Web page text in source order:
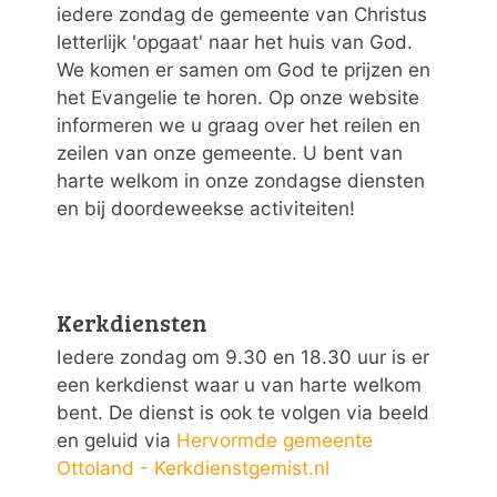
iedere zondag de gemeente van Christus
letterlijk 'opgaat' naar het huis van God.
We komen er samen om God te prijzen en
het Evangelie te horen. Op onze website
informeren we u graag over het reilen en
zeilen van onze gemeente. U bent van
harte welkom in onze zondagse diensten
en bij doordeweekse activiteiten!
Kerkdiensten
Iedere zondag om 9.30 en 18.30 uur is er
een kerkdienst waar u van harte welkom
bent. De dienst is ook te volgen via beeld
en geluid via Hervormde gemeente
Ottoland - Kerkdienstgemist.nl